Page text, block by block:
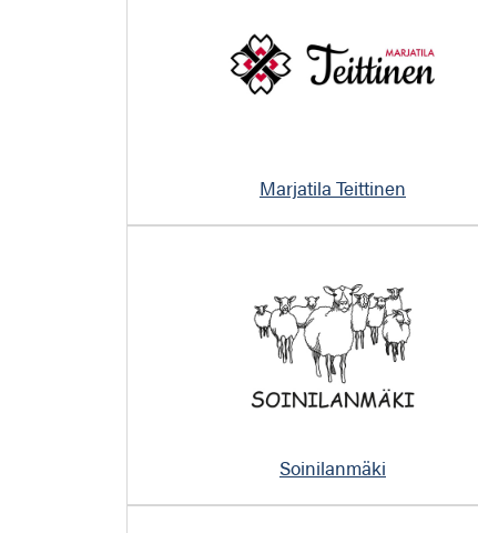
Marjatila Teittinen
Soinilanmäki